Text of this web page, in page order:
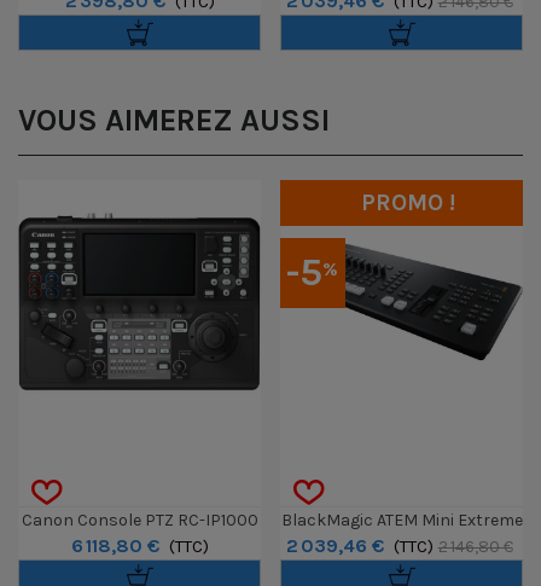
VOUS AIMEREZ AUSSI
Canon Console PTZ RC-IP1000
6 118,80 € (TTC)
-5%
PROMO !
BlackMagic ATEM Mini Extreme
ISO G2
2 039,46 € (TTC) 2 146,80 €